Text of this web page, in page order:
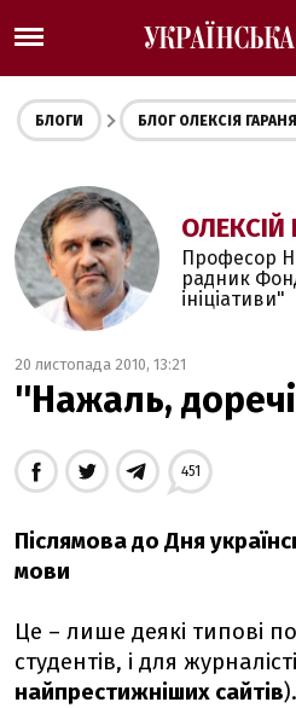
БЛОГИ БЛОГ ОЛЕКСІЯ ГАРАНЯ
ОЛЕКСІЙ
Професор
радник
ініціативи"
20 листопада 2010, 13:21
''Нажаль,
451
Післямова до Дня
мови
Це – лише деякі типові
студентів, і для
найпрестижніших сайтів